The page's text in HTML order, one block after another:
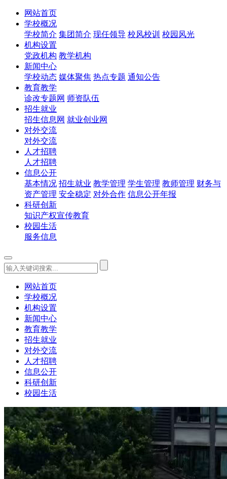
网站首页
学校概况
学校简介 集团简介 现任领导 校风校训 校园风光
机构设置
党政机构 教学机构
新闻中心
学校动态 媒体聚焦 热点专题 通知公告
教育教学
诊改专题网 师资队伍
招生就业
招生信息网 就业创业网
对外交流
对外交流
人才招聘
人才招聘
信息公开
基本情况 招生就业 教学管理 学生管理 教师管理 财务与
资产管理 安全稳定 对外合作 信息公开年报
科研创新
知识产权宣传教育
校园生活
服务信息
网站首页
学校概况
机构设置
新闻中心
教育教学
招生就业
对外交流
人才招聘
信息公开
科研创新
校园生活